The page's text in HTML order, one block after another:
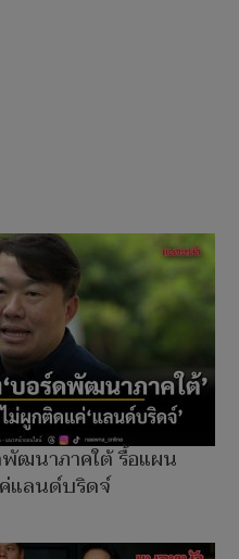
ฒนาภาคใต้ รื้อแผน
แลนด์บริดจ์